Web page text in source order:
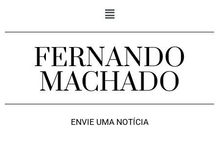
FERNANDO
MACHADO
ENVIE UMA NOTÍCIA